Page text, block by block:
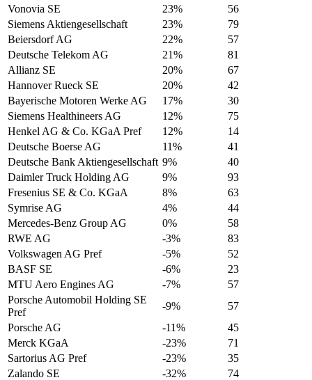
Vonovia SE
23%
56
Siemens Aktiengesellschaft
23%
79
Beiersdorf AG
22%
57
Deutsche Telekom AG
21%
81
Allianz SE
20%
67
Hannover Rueck SE
20%
42
Bayerische Motoren Werke AG
17%
30
Siemens Healthineers AG
12%
75
Henkel AG & Co. KGaA Pref
12%
14
Deutsche Boerse AG
11%
41
Deutsche Bank Aktiengesellschaft 9%
40
Daimler Truck Holding AG
9%
93
Fresenius SE & Co. KGaA
8%
63
Symrise AG
4%
44
Mercedes-Benz Group AG
0%
58
RWE AG
-3%
83
Volkswagen AG Pref
-5%
52
BASF SE
-6%
23
MTU Aero Engines AG
-7%
57
Porsche Automobil Holding SE
Pref
-9%
57
Porsche AG
-11%
45
Merck KGaA
-23%
71
Sartorius AG Pref
-23%
35
Zalando SE
-32%
74